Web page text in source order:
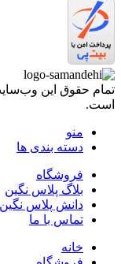
تمام حقوق اين
است.
منو
دسته بندی ها
فروشگاه
بلاگ پلاس نگین
دانش پلاس نگین
تماس با ما
خانه